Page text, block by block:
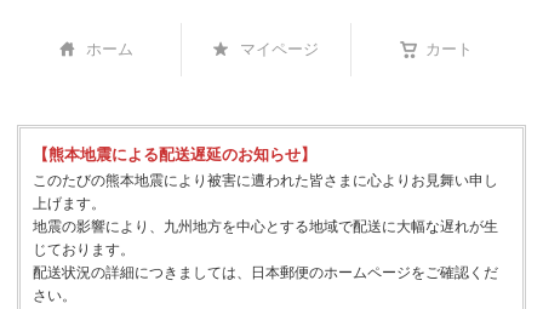
ホーム マイページ カート
【熊本地震による配送遅延のお知らせ】
このたびの熊本地震により被害に遭われた皆さまに心よりお見舞い申し
上げます。
地震の影響により、九州地方を中心とする地域で配送に大幅な遅れが生
じております。
配送状況の詳細につきましては、日本郵便のホームページをご確認くだ
さい。